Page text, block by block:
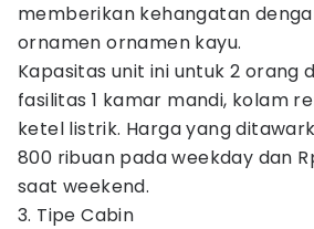
memberikan kehangatan
ornamen ornamen kayu.
Kapasitas unit ini untuk 2 orang
fasilitas 1 kamar mandi, kolam
ketel listrik. Harga yang
800 ribuan pada weekday dan
saat weekend.
3. Tipe Cabin